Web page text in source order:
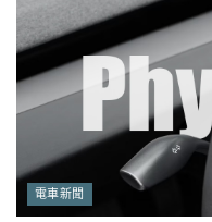
電車新聞